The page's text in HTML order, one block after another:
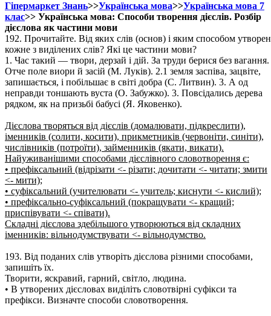
Гіпермаркет Знань>>Українська мова>>Українська мова 7
клас>> Українська мова: Способи творення дієслів. Розбір
дієслова як частини мови
192. Прочитайте. Від яких слів (основ) і яким способом
кожне з виділених слів? Які це частини мови?
1. Час такий — твори, дерзай і дій. За труди берися без вагання.
Отче поле виори й засій (М. Луків). 2.1 земля заспіва, зацвіте,
запишається, і побільшає в світі добра (С. Литвин). 3. А од
неправди тоншають вуста (О. Забужко). 3. Повсідались дерева
рядком, як на призьбі бабусі (Я. Яковенко).
Дієслова творяться від дієслів (домалювати, підкреслити),
іменників (солити, косити), прикметників (червоніти, синіти),
числівників (потроїти), займенників (якати, викати).
Найуживанішими способами дієслівного словотворення є:
• префіксальний (відрізати <- різати; дочитати <- читати; змити
<- мити);
• суфіксальний (учителювати <- учитель; киснути <- кислий);
• префіксально-суфіксальний (покращувати <- кращий;
приспівувати <- співати).
Складні дієслова здебільшого утворюються від складних
іменників: вільнодумствувати <- вільнодумство.
193. Від поданих слів утворіть дієслова різними способами,
запишіть їх.
Творити, яскравий, гарний, світло, людина.
• В утворених дієсловах виділіть словотвірні суфікси та
префікси. Визначте способи словотворення.